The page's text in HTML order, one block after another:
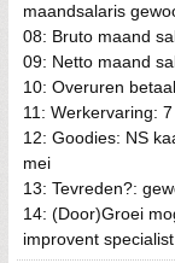
maandsalaris
08: Bruto maand
09: Netto maand
10: Overuren
11: Werkervaring:
12: Goodies: NS
mei
13: Tevreden?:
14: (Door)Groei
improvent